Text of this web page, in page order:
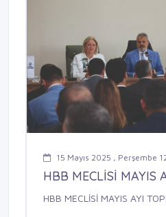
15 Mayıs 2025 , Perşembe
HBB MECLİSİ MAYIS
HBB MECLİSİ MAYIS AYI